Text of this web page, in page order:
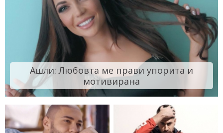
Ашли: Любовта ме прави упорита и
мотивирана